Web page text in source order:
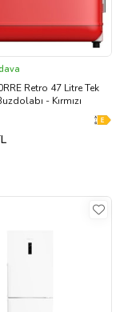
Retro 47 Litre Tek
- Kırmızı